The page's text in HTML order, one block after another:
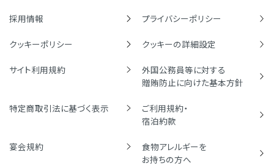
採用情報 プライバシーポリシー
クッキーポリシー クッキーの詳細設定
サイト利用規約
外国公務員等に対する
贈賄防止に向けた基本方針
特定商取引法に基づく表示
ご利用規約・
宿泊約款
宴会規約
食物アレルギーを
お持ちの方へ